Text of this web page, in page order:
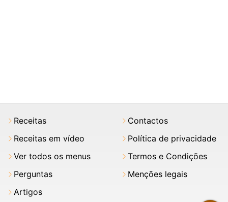
Receitas
Receitas em vídeo
Ver todos os menus
Perguntas
Artigos
Contactos
Política de privacidade
Termos e Condições
Menções legais